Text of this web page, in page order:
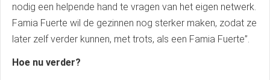
nodig een helpende hand te vragen van het eigen netwerk.
Famia Fuerte wil de gezinnen nog sterker maken, zodat ze
later zelf verder kunnen, met trots, als een Famia Fuerte”.
Hoe nu verder?